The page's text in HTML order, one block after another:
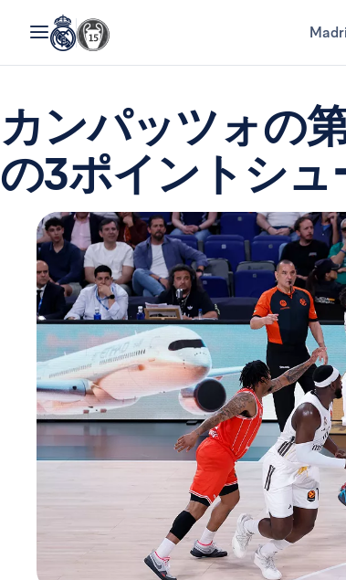
カンパッツォの
の3ポイントシュ